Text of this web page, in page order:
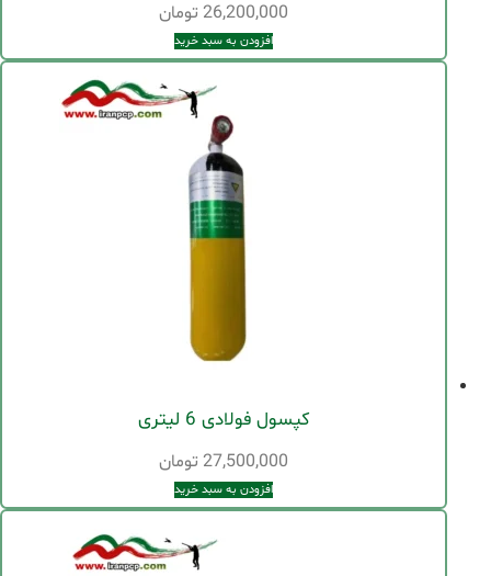
26,200,000 تومان
افزودن به سبد خرید
کپسول فولادی 6 لیتری
27,500,000 تومان
افزودن به سبد خرید